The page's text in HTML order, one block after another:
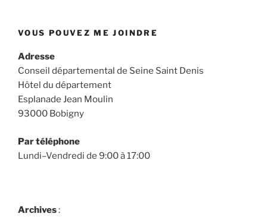
VOUS POUVEZ ME JOINDRE
Adresse
Conseil départemental de Seine Saint Denis
Hôtel du département
Esplanade Jean Moulin
93000 Bobigny
Par téléphone
Lundi–Vendredi de 9:00 à 17:00
Archives: